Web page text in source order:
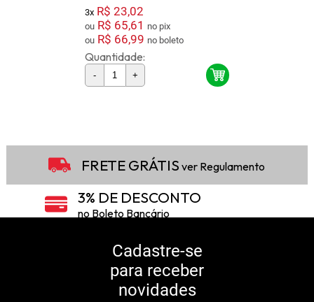
3x R$ 23,02
ou R$ 65,61
no pix
ou R$ 66,99 no boleto
Quantidade:
- +
FRETE GRÁTIS ver Regulamento
3% DE DESCONTO
no Boleto Bancário
5% DE DESCONTO
10% DE CASHBACK
Consulte Regulamento
Cadastre-se
para receber
novidades